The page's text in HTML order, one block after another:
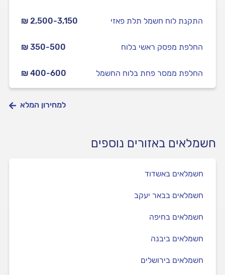
₪ 2,500-3,150 התקנת לוח חשמל תלת פאזי
₪ 350-500 החלפת מפסק ראשי בלוח
₪ 400-600 החלפת ממסר פחת בלוח החשמל
למחירון המלא
חשמלאים באזורים נוספים
חשמלאים באשדוד
חשמלאים בבאר יעקב
חשמלאים בחיפה
חשמלאים ביבנה
חשמלאים בירושלים